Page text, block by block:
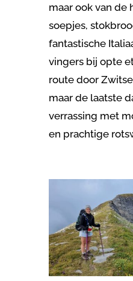
maar ook van de
soepjes,
fantastische
vingers bij opte
route door
maar de laatste
verrassing met
en prachtige